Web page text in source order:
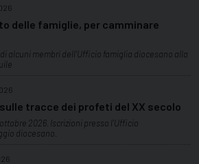
delle famiglie, per camminare
alcuni membri dell'Ufficio famiglia diocesano alla
tracce dei profeti del XX secolo
ottobre 2026. Iscrizioni presso l'Ufficio
diocesano.